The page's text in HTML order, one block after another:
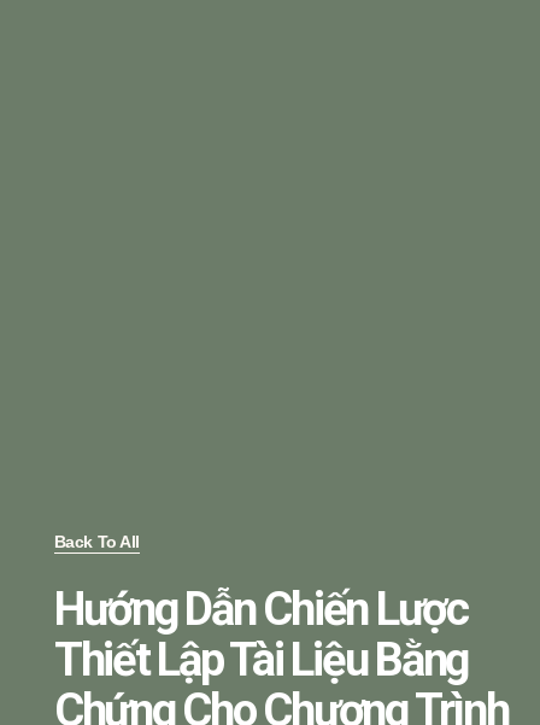
Back To All
Hướng Dẫn Chiến Lược
Thiết Lập Tài Liệu Bằng
Chứng Cho Chương Trình